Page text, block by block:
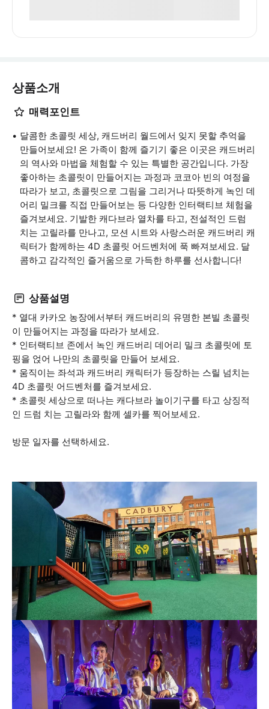
상품소개
매력포인트
달콤한 초콜릿 세상, 캐드버리 월드에서 잊지 못할 추억을
만들어보세요! 온 가족이 함께 즐기기 좋은 이곳은 캐드버리
의 역사와 마법을 체험할 수 있는 특별한 공간입니다. 가장
좋아하는 초콜릿이 만들어지는 과정과 코코아 빈의 여정을
따라가 보고, 초콜릿으로 그림을 그리거나 따뜻하게 녹인 데
어리 밀크를 직접 만들어보는 등 다양한 인터랙티브 체험을
즐겨보세요. 기발한 캐다브라 열차를 타고, 전설적인 드럼
치는 고릴라를 만나고, 모션 시트와 사랑스러운 캐드버리 캐
릭터가 함께하는 4D 초콜릿 어드벤처에 푹 빠져보세요. 달
콤하고 감각적인 즐거움으로 가득한 하루를 선사합니다!
상품설명
* 열대 카카오 농장에서부터 캐드버리의 유명한 본빌 초콜릿
이 만들어지는 과정을 따라가 보세요.
* 인터랙티브 존에서 녹인 캐드버리 데어리 밀크 초콜릿에 토
핑을 얹어 나만의 초콜릿을 만들어 보세요.
* 움직이는 좌석과 캐드버리 캐릭터가 등장하는 스릴 넘치는
4D 초콜릿 어드벤처를 즐겨보세요.
* 초콜릿 세상으로 떠나는 캐다브라 놀이기구를 타고 상징적
인 드럼 치는 고릴라와 함께 셀카를 찍어보세요.
방문 일자를 선택하세요.